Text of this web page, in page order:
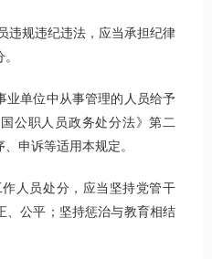
规违纪违法，应当承担纪律
单位中从事管理的人员给予
公职人员政务处分法》第二
申诉等适用本规定。
员处分，应当坚持党管干
、公平；坚持惩治与教育相结